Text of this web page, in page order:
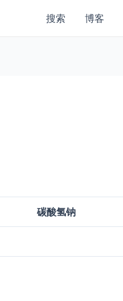
搜索 博客
碳酸氢钠